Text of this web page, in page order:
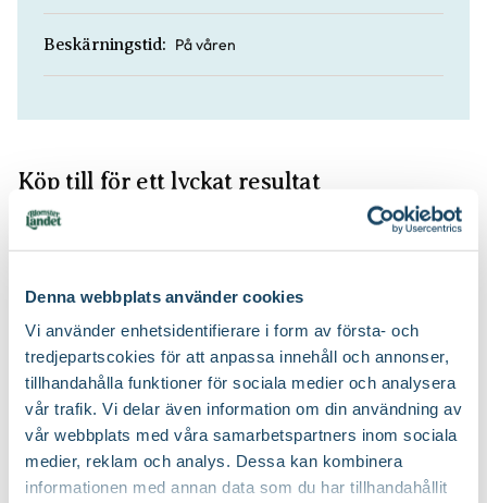
Denna webbplats använder cookies
Vi använder enhetsidentifierare i form av första- och
tredjepartscokies för att anpassa innehåll och annonser,
tillhandahålla funktioner för sociala medier och analysera
vår trafik. Vi delar även information om din användning av
vår webbplats med våra samarbetspartners inom sociala
medier, reklam och analys. Dessa kan kombinera
informationen med annan data som du har tillhandahållit
Beskärningstid: På våren
Köp till för ett lyckat resultat
2 för 120:-
Rosgödsel
Blomsterlandet PRO
7990
Välj butik
Binab t Nyttosvamp
199:-
Välj butik